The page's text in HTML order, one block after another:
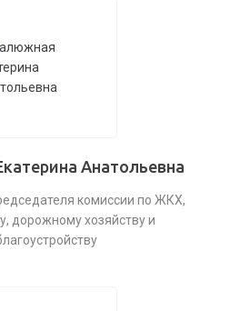
Анатольевна
комиссии по ЖКХ,
дорожному хозяйству и